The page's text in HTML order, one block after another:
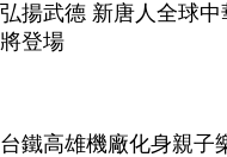
弘揚武德 新唐人全球
將登場
台鐵高雄機廠化身親子